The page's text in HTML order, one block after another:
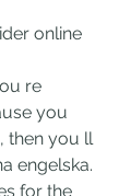
re
you
then you ll
engelska.
for the